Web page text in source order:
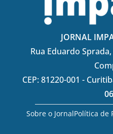
JORNAL
Rua Eduardo
CEP: 81220-001 -
Sobre o JornalPolítica de